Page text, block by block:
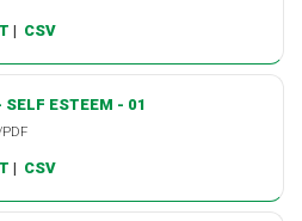
| CSV
SELF ESTEEM - 01
| CSV